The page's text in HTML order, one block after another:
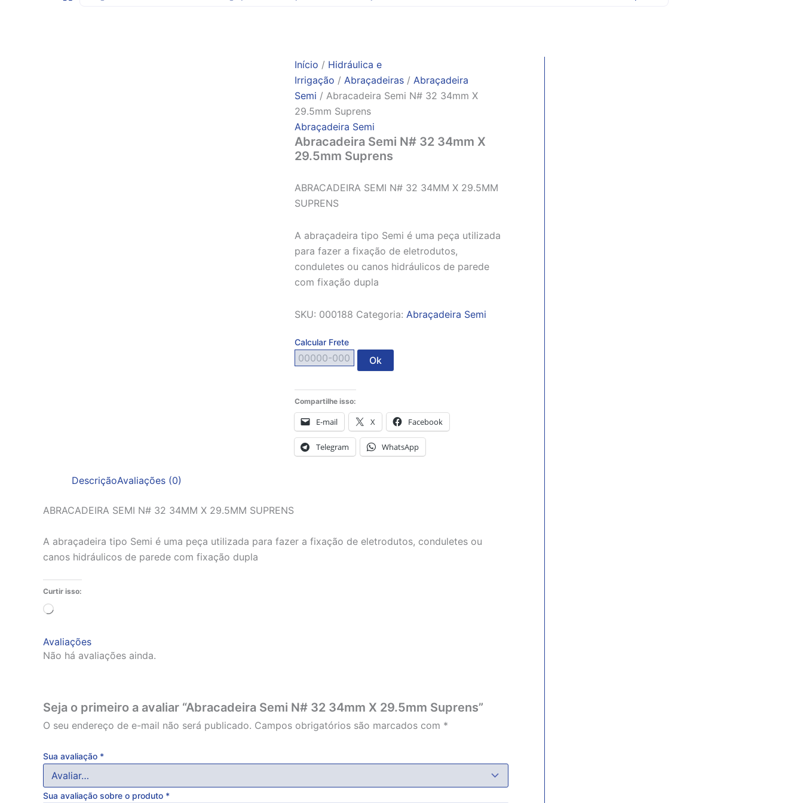
Início / Hidráulica e
Irrigação / Abraçadeiras/ Abraçadeira
Semi / Abracadeira Semi N# 32 34mm X
29.5mm Suprens
Abraçadeira Semi
Abracadeira Semi N# 32 34mm X
29.5mm Suprens
ABRACADEIRA SEMI N# 32 34MM X 29.5MM
SUPRENS
A abraçadeira tipo Semi é uma peça utilizada
para fazer a fixação de eletrodutos,
conduletes ou canos hidráulicos de parede
com fixação dupla
SKU: 000188 Categoria: Abraçadeira Semi
Calcular Frete
Ok
Compartilhe isso:
E-mail X Facebook
Telegram WhatsApp
DescriçãoAvaliações (0)
ABRACADEIRA SEMI N# 32 34MM X 29.5MM SUPRENS
A abraçadeira tipo Semi é uma peça utilizada para fazer a fixação de eletrodutos, conduletes ou
canos hidráulicos de parede com fixação dupla
Curtir isso:
Carregando...
Avaliações
Não há avaliações ainda.
Seja o primeiro a avaliar “Abracadeira Semi N# 32 34mm X 29.5mm Suprens”
O seu endereço de e-mail não será publicado. Campos obrigatórios são marcados com *
Sua avaliação *
Sua avaliação sobre o produto *